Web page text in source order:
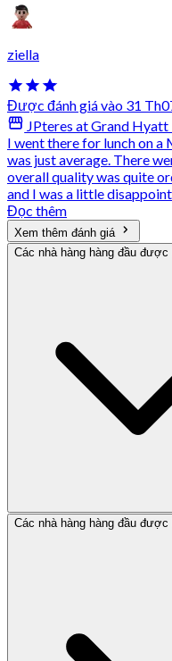
ziella
Được đánh giá vào 31
JPteres at Grand Hyatt
I went there for lunch on a
was just average. There
overall quality was quite
and I was a little
Đọc thêm
Xem thêm đánh giá
Các nhà hàng hàng đầu
Các nhà hàng hàng đầu